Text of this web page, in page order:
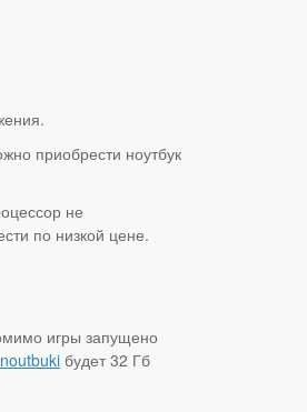
приобрести ноутбук
не
по низкой цене.
игры запущено
будет 32 Гб